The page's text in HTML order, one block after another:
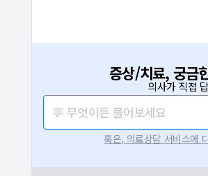
증상/치료, 궁금
의사가 직접
💬 무엇이든 물어보세요
혹은, 의료상담 서비스에